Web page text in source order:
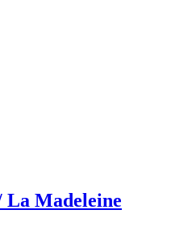
La Madeleine